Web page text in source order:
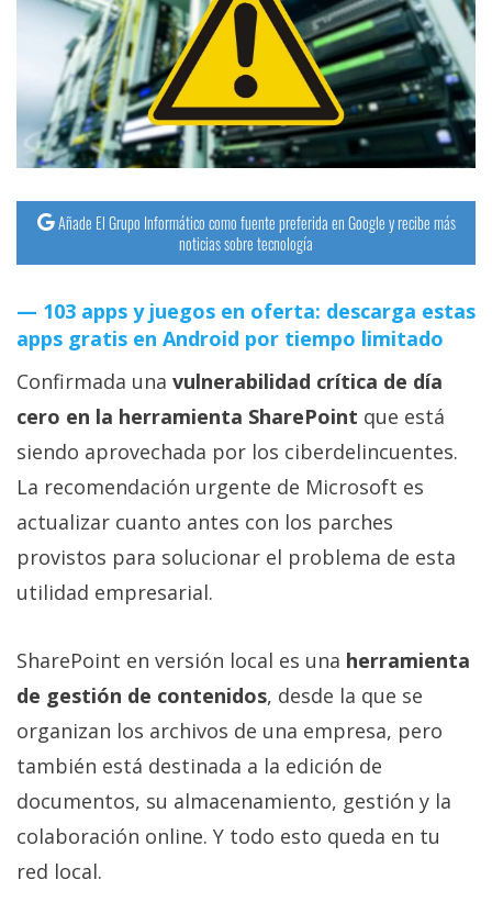
Operadores
Trucos
y
Tutoriales
Ciberseguridad
Sistemas
operativos
Profesional
+
Más
temas
Sorteos
Foros
Contacto
/
Sobre
nosotros
/
Publicidad
Añade El Grupo Informático como fuente preferida en Google y recibe más
noticias sobre tecnología
103 apps y juegos en oferta: descarga estas
apps gratis en Android por tiempo limitado
Confirmada una vulnerabilidad crítica de día
cero en la herramienta SharePoint que está
siendo aprovechada por los ciberdelincuentes.
La recomendación urgente de Microsoft es
actualizar cuanto antes con los parches
provistos para solucionar el problema de esta
utilidad empresarial.
SharePoint en versión local es una herramienta
de gestión de contenidos, desde la que se
organizan los archivos de una empresa, pero
también está destinada a la edición de
documentos, su almacenamiento, gestión y la
colaboración online. Y todo esto queda en tu
red local.